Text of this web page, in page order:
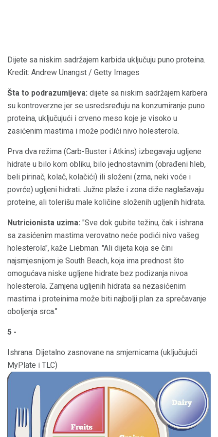
Dijete sa niskim sadržajem karbida uključuju puno proteina.
Kredit: Andrew Unangst / Getty Images
Šta to podrazumijeva: dijete sa niskim sadržajem karbera
su kontroverzne jer se usredsređuju na konzumiranje puno
proteina, uključujući i crveno meso koje je visoko u
zasićenim mastima i može podići nivo holesterola.
Prva dva režima (Carb-Buster i Atkins) izbegavaju ugljene
hidrate u bilo kom obliku, bilo jednostavnim (obrađeni hleb,
beli pirinač, kolač, kolačići) ili složeni (zrna, neki voće i
povrće) ugljeni hidrati. Južne plaže i zona diže naglašavaju
proteine, ali tolerišu male količine složenih ugljenih hidrata.
Nutricionista uzima: "Sve dok gubite težinu, čak i ishrana
sa zasićenim mastima verovatno neće podići nivo vašeg
holesterola", kaže Liebman. "Ali dijeta koja se čini
najsmjesnijom je South Beach, koja ima prednost što
omogućava niske ugljene hidrate bez podizanja nivoa
holesterola. Zamjena ugljenih hidrata sa nezasićenim
mastima i proteinima može biti najbolji plan za sprečavanje
oboljenja srca."
5 -
Ishrana: Dijetalno zasnovane na smjernicama (uključujući
MyPlate i TLC)